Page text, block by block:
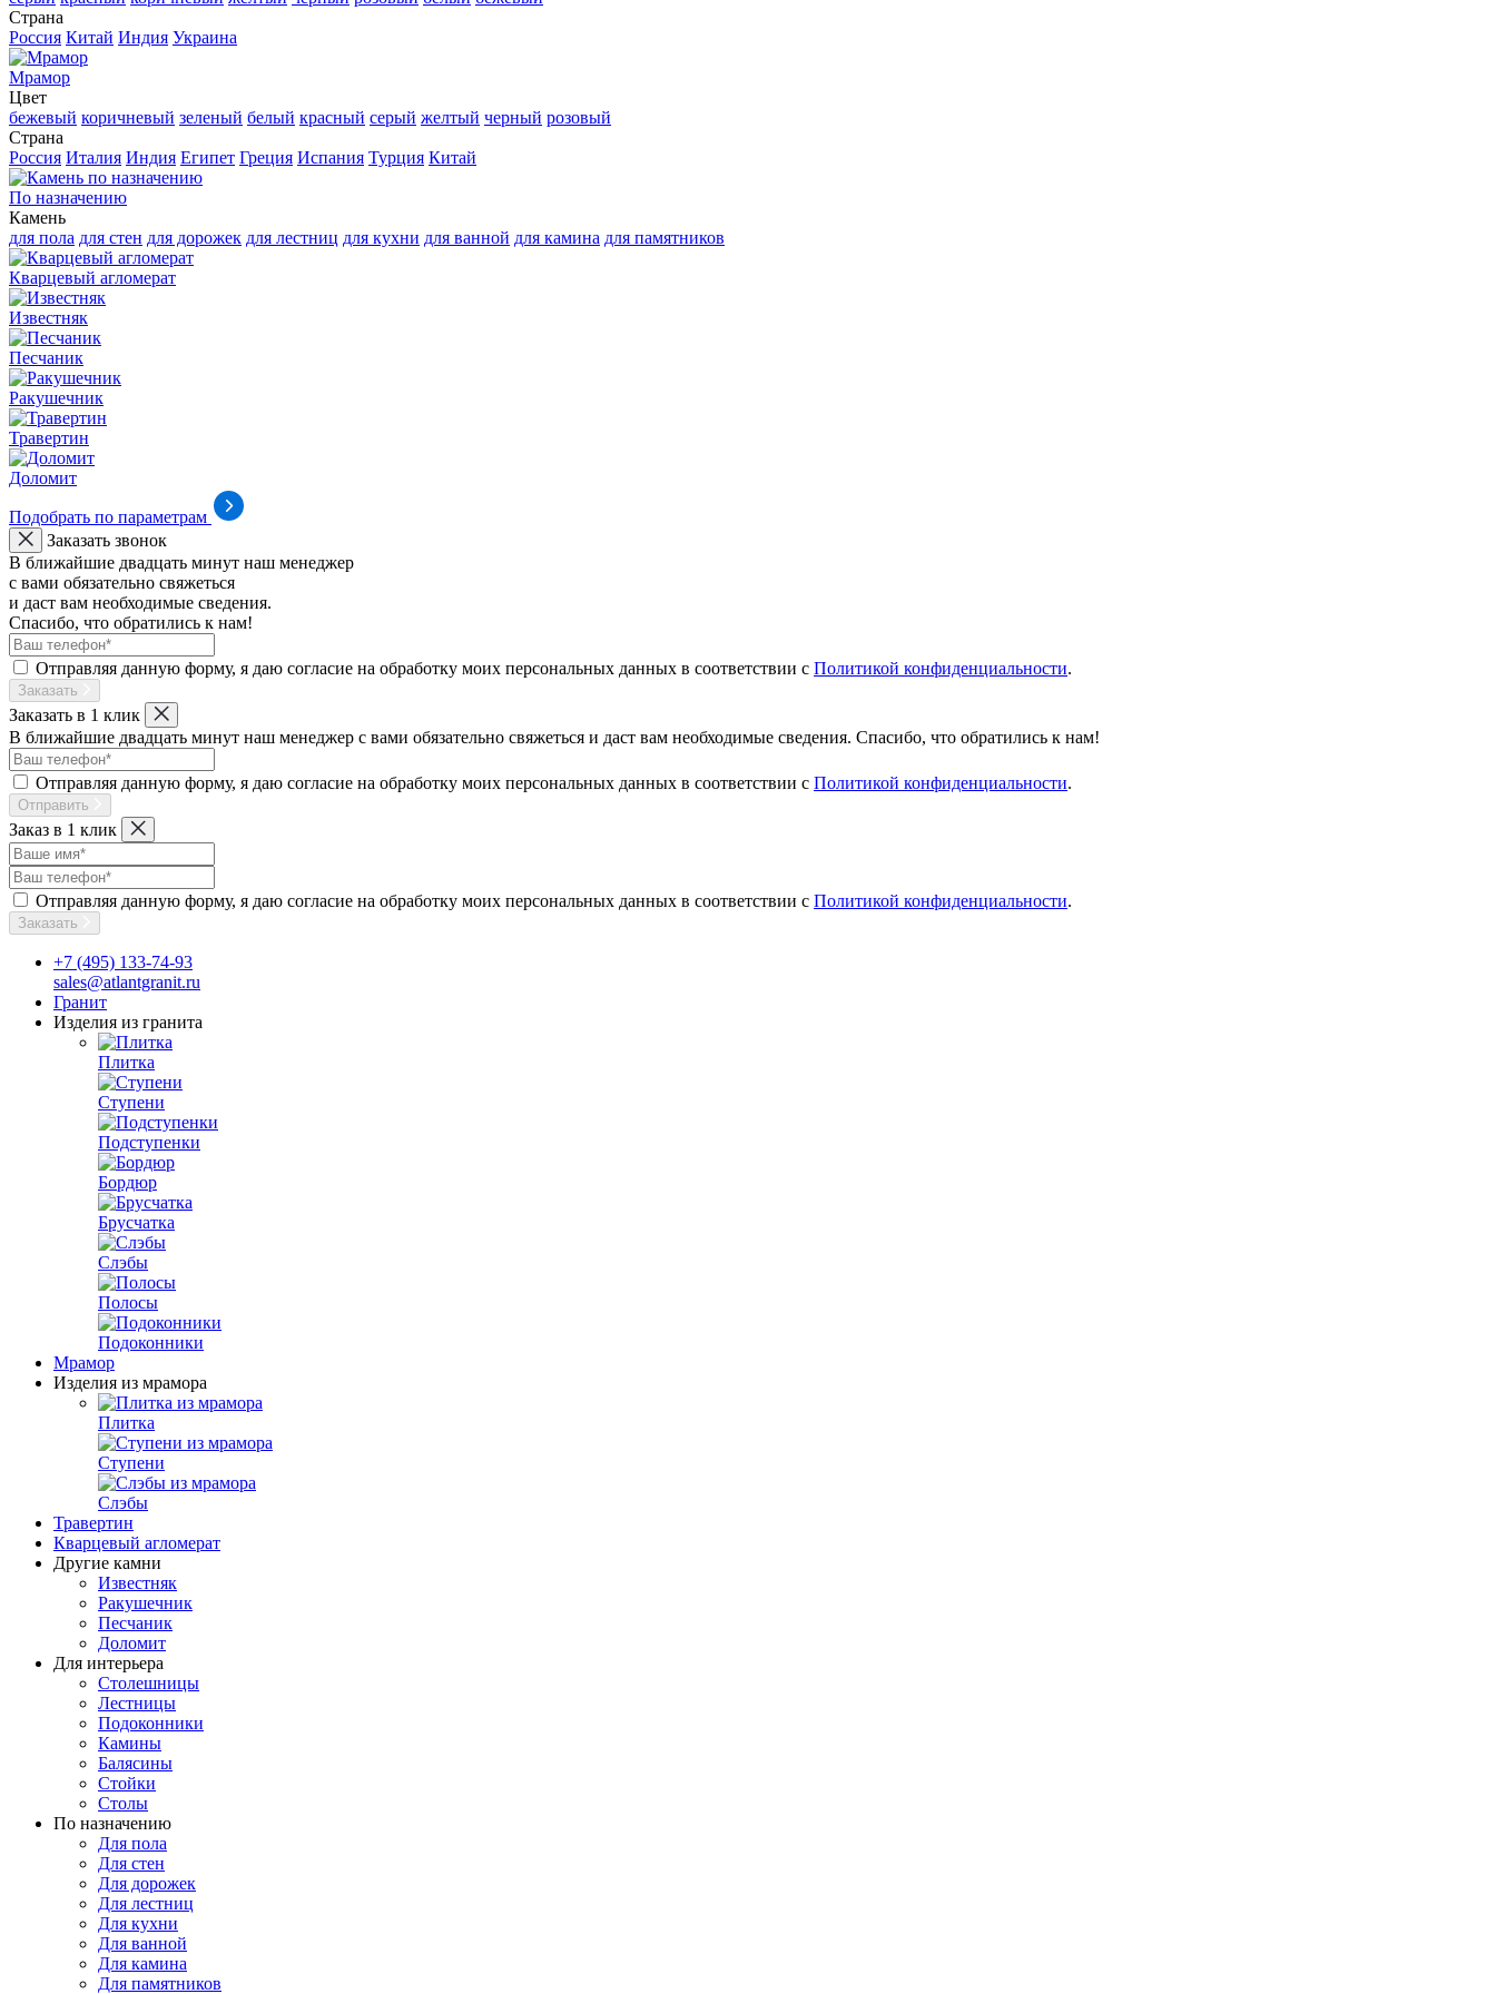
Страна
Россия Китай Индия Украина
Мрамор
Цвет
бежевый коричневый зеленый белый красный серый желтый черный розовый
Страна
Россия Италия Индия Египет Греция Испания Турция Китай
По назначению
Камень
для пола для стен для дорожек для лестниц для кухни для ванной для камина для памятников
Кварцевый агломерат
Известняк
Песчаник
Ракушечник
Травертин
Доломит
Подобрать по параметрам
Заказать звонок
В ближайшие двадцать минут наш менеджер
с вами обязательно свяжеться
и даст вам необходимые сведения.
Спасибо, что обратились к нам!
Отправляя данную форму, я даю согласие на обработку моих персональных данных в соответствии с Политикой конфиденциальности.
Заказать
Заказать в 1 клик
В ближайшие двадцать минут наш менеджер с вами обязательно свяжеться и даст вам необходимые сведения. Спасибо, что обратились к нам!
Отправляя данную форму, я даю согласие на обработку моих персональных данных в соответствии с Политикой конфиденциальности.
Отправить
Заказ в 1 клик
Отправляя данную форму, я даю согласие на обработку моих персональных данных в соответствии с Политикой конфиденциальности.
Заказать
+7 (495) 133-74-93
sales@atlantgranit.ru
Гранит
Изделия из гранита
Плитка
Ступени
Подступенки
Бордюр
Брусчатка
Слэбы
Полосы
Подоконники
Мрамор
Изделия из мрамора
Плитка
Ступени
Слэбы
Травертин
Кварцевый агломерат
Другие камни
Известняк
Ракушечник
Песчаник
Доломит
Для интерьера
Столешницы
Лестницы
Подоконники
Камины
Балясины
Стойки
Столы
По назначению
Для пола
Для стен
Для дорожек
Для лестниц
Для кухни
Для ванной
Для камина
Для памятников